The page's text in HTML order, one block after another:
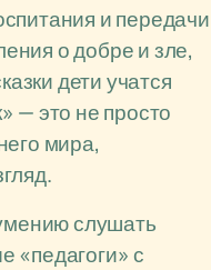
и передачи
о добре и зле,
дети учатся
— это не просто
мира,
слушать
«педагоги» с